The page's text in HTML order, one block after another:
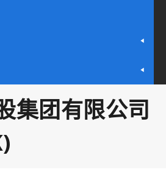
集团有限公司